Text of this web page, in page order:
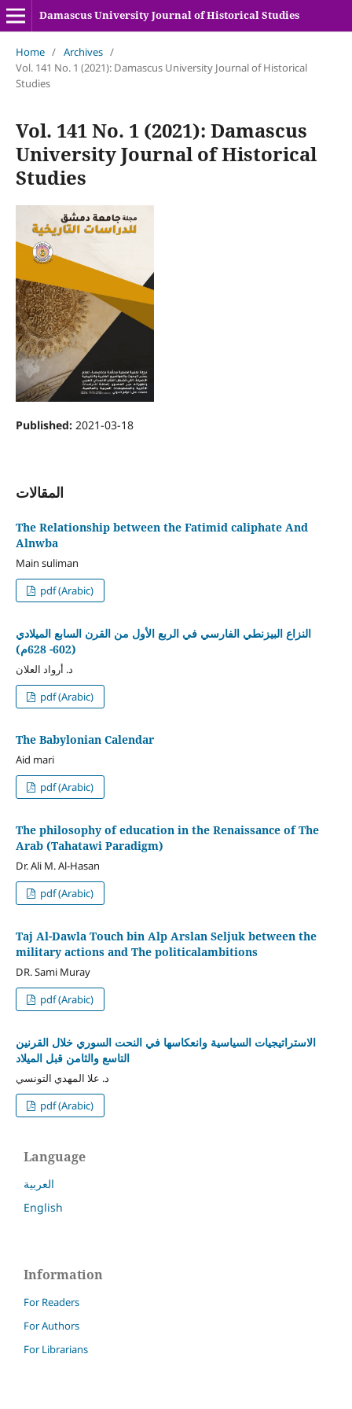
Damascus University Journal of Historical Studies
Home / Archives /
Vol. 141 No. 1 (2021): Damascus University Journal of Historical
Studies
Vol. 141 No. 1 (2021): Damascus
University Journal of Historical
Studies
Published: 2021-03-18
المقالات
The Relationship between the Fatimid caliphate And
Alnwba
Main suliman
pdf (Arabic)
النزاع البيزنطي الفارسي في الربع الأول من القرن السابع الميلادي
(602- 628م)
د. أرواد العلان
pdf (Arabic)
The Babylonian Calendar
Aid mari
pdf (Arabic)
The philosophy of education in the Renaissance of The
Arab (Tahatawi Paradigm)
Dr. Ali M. Al-Hasan
pdf (Arabic)
Taj Al-Dawla Touch bin Alp Arslan Seljuk between the
military actions and The politicalambitions
DR. Sami Muray
pdf (Arabic)
الاستراتيجيات السياسية وانعكاسها في النحت السوري خلال القرنين
التاسع والثامن قبل الميلاد
د. علا المهدي التونسي
pdf (Arabic)
Language
العربية
English
Information
For Readers
For Authors
For Librarians